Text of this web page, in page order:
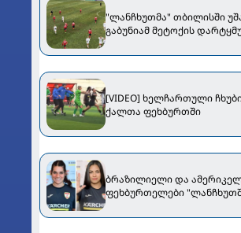
"ლანჩხუთმა" თბილისში
გაბუნიამ მეტოქის
[VIDEO] ხელჩართული
ქალთა ფეხბურთში
ბრაზილიელი და
ფეხბურთელები